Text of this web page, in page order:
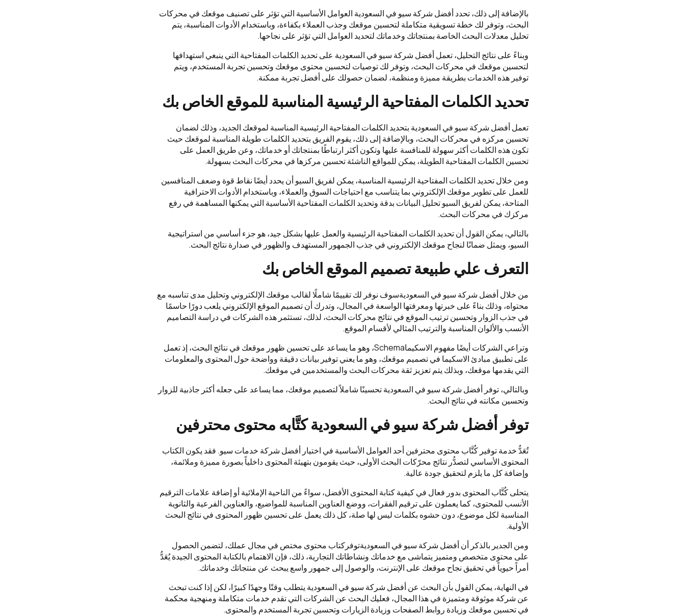
بالإضافة إلى ذلك، تحدد أفضل شركة سيو في السعودية العوامل الأساسية التي تؤثر على تصنيف موقعك في محركات
البحث، وتوفر لك خطة تسويقية متكاملة لتحسين موقعك وجذب العملاء بكفاءة، وباستخدام الأدوات المناسبة، يتم
تحليل معدلات البحث الخاصة بمنتجاتك وخدماتك لتحديد العوامل التي تؤثر على نجاحها.
وبناءً على نتائج التحليل، تعمل أفضل شركة سيو في السعودية على تحديد الكلمات المفتاحية التي ينبغي استهدافها
لتحسين موقعك في محركات البحث، وتوفر لك توصيات لتحسين محتوى موقعك وتحسين تجربة المستخدم، ويتم
توفير هذه الخدمات بطريقة مميزة ومنظمة، لضمان حصولك على أفضل تجربة ممكنة.
تحديد الكلمات المفتاحية الرئيسية المناسبة للموقع الخاص بك
تعمل أفضل شركة سيو في السعودية بتحديد الكلمات المفتاحية الرئيسية المناسبة لموقعك الجديد، وذلك لضمان
تحسين مركزه في محركات البحث، وبالإضافة إلى ذلك، يقوم الفريق بتحديد الكلمات طويلة المناسبة لموقعك حيث
تكون هذه الكلمات أكثر سهولة للمنافسة عليها وتكون أكثر ارتباطًا بمنتجاتك أو خدماتك، وعن طريق العمل على
تحسين الكلمات المفتاحية الطويلة، يمكن للمواقع الناشئة تحسين مركزها في محركات البحث بسهولة.
ومن خلال تحديد الكلمات المفتاحية الرئيسية المناسبة، يمكن لفريق السيو أن يحدد أيضًا نقاط قوة وضعف المنافسين
للعمل على تطوير موقعك الإلكتروني بما يتناسب مع احتياجات السوق والعملاء، وباستخدام الأدوات الاحترافية
المتاحة، يمكن لفريق السيو تحليل البيانات بدقة وتحديد الكلمات المفتاحية الأساسية التي يمكنها المساهمة في رفع
مركزك في محركات البحث.
بالتالي، يمكن القول أن تحديد الكلمات المفتاحية الرئيسية والعمل عليها بشكل جيد، هو جزء أساسي من استراتيجية
السيو، ويمثل ضمانًا لنجاح موقعك الإلكتروني في جذب الجمهور المستهدف والظهور في صدارة نتائج البحث.
التعرف علي طبيعة تصميم الموقع الخاص بك
من خلال أفضل شركة سيو في السعوديةسوف نوفر لك تقييمًا شاملًا لقالب موقعك الإلكتروني وتحليل مدى تناسبه مع
محتواه، وذلك بناءً على خبرتها ومعرفتها الواسعة في المجال، وتدرك أن تصميم الموقع الإلكتروني يلعب دورًا حاسمًا
في جذب الزوار وتحسين ترتيب الموقع في نتائج محركات البحث، لذلك، تستثمر هذه الشركات في دراسة التصاميم
الأنسب والألوان المناسبة والترتيب المثالي لأقسام الموقع.
وتراعي الشركات أيضًا مفهوم الاسكيماSchema، وهو ما يساعد على تحسين ظهور موقعك في نتائج البحث، إذ تعمل
على تطبيق مبادئ الاسكيما في تصميم موقعك، وهو ما يعني توفير بيانات دقيقة وواضحة حول المحتوى والمعلومات
التي يقدمها موقعك، وبذلك يتم تعزيز ثقة محركات البحث والمستخدمين في موقعك.
وبالتالي، توفر أفضل شركة سيو في السعودية تحسينًا شاملاً لتصميم موقعك، مما يساعد على جعله أكثر جاذبية للزوار
وتحسين مكانته في نتائج البحث.
توفر أفضل شركة سيو في السعودية كتَّابه محتوى محترفين
تُعَدُّ خدمة توفير كُتَّاب محتوى محترفين أحد العوامل الأساسية في اختيار أفضل شركة خدمات سيو. فقد يكون الكتاب
المحتوى الأساسي لتصدُّر نتائج محرّكات البحث الأولى، حيث يقومون بتهيئة المحتوى داخلياً بصورة مميزة وملائمة،
وإضافة كل ما يلزم لتحقيق جودة عالية.
يتحلى كُتَّاب المحتوى بدور فعال في كيفية كتابة المحتوى الأفضل، سواءً من الناحية الإملائية أو إضافة علامات الترقيم
الأنسب للمحتوى، كما يعملون على ترقيم الفقرات، ووضع العناوين المناسبة للمواضيع، والعناوين الفرعية والثانوية
المناسبة لكل موضوع، دون حشوه بكلمات ليس لها صلة، كل ذلك يعمل على تحسين ظهور المحتوى في نتائج البحث
الأولية.
ومن الجدير بالذكر أن أفضل شركة سيو في السعوديةتوفركتاب محتوى مختص في مجال عملك، لتضمن الحصول
على محتوى متخصص ومتميز يتماشى مع خدماتك ونشاطاتك التجارية، ذلك، فإن الاهتمام بالكتابة المحتوى الجيدة يُعَدُّ
أمراً حيوياً في تحقيق نجاح موقعك على الإنترنت، والوصول إلى جمهور واسع يبحث عن منتجاتك وخدماتك.
في النهاية، يمكن القول بأن البحث عن أفضل شركة سيو في السعودية يتطلب وقتًا وجهدًا كبيرًا، لكن إذا كنت تبحث
عن شركة موثوقة ومتميزة في هذا المجال، فعليك البحث عن الشركات التي تقدم خدمات متكاملة ومنهجية محكمة
في تحسين موقعك وزيادة روابط الصفحات وزيادة الزيارات وتحسين تجربة المستخدم والمحتوى.